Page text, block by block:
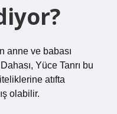
anne ve babası
Yüce Tanrı bu
atıfta
olabilir.